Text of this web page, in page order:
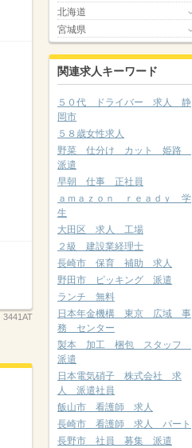
3441AT
北海道
宮城県
関連求人キーワード
５０代 ドライバー 求人 静
岡市
５８歳女性求人
野菜 仕分け カット 姫路
派遣
早朝 仕事 正社員
ａｍａｚｏｎ ｒｅａｄｙ 学
生
大田区 求人 工場
２級 建設業経理士
長崎市 保育 補助 求人
野田市 ピッキング 派遣
ランチ 無料
日本年金機構 東京 広域 事
務 センター
製本 加工 梱包 スタッフ
派遣
日本電気硝子 株式会社 求
人 派遣社員
飯山市 看護師 求人
長崎市 看護師 求人 パート
長野市 社員 募集 派遣